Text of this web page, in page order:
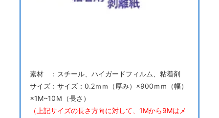
素材 ：スチール、ハイガードフィルム、粘着剤
サイズ：サイズ：0.2ｍｍ（厚み）×900ｍｍ（幅）
×1M~10Ｍ（長さ）
（上記サイズの長さ方向に対して、1Mから9Mはメ